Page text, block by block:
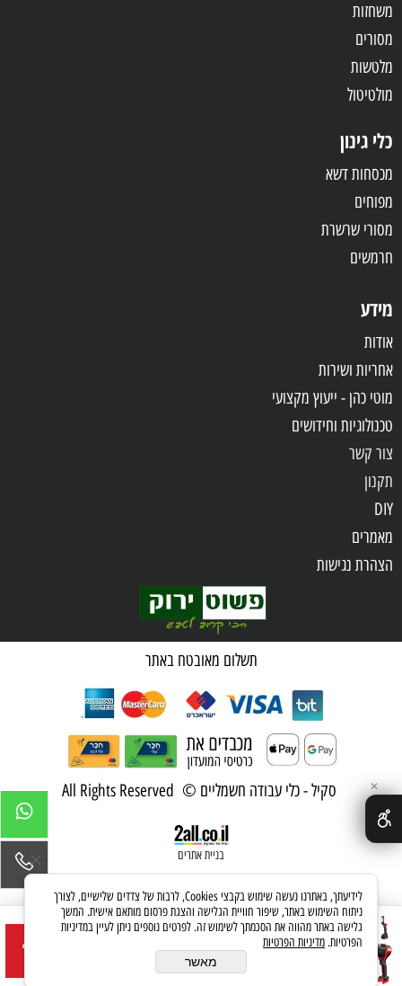
ערכת חילוץ - חובה בכל רכב מפתח רטיטה
"1/2 700/1200 במזוודה + בוקסות +
₪
הוסף לסל
משחזות
מסורים
מלטשות
מולטיטול
כלי גינון
מכסחות דשא
מפוחים
מסורי שרשרת
חרמשים
מידע
אודות
אחריות ושירות
מוטי כהן - ייעוץ מקצועי
טכנולוגיות וחידושים
צור קשר
תקנון
DIY
מאמרים
הצהרת נגישות
תשלום מאובטח באתר
סקיל - כלי עבודה חשמליים © All Rights Reserved
בניית אתרים
✕
לידיעתך, באתרנו נעשה שימוש בקבצי Cookies, לרבות של צדדים שלישיים, לצורך
ניתוח השימוש באתר, שיפור חוויית הגלישה והצגת פרסום מותאם אישית. המשך
גלישה באתר מהווה את הסכמתך לשימוש זה. לפרטים נוספים ניתן לעיין במדיניות
הפרטיות. מדיניות הפרטיות
מאשר